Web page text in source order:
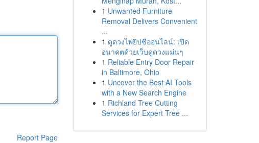
Report Page
1 Unwanted Furniture
Removal Delivers Convenient
...
1 ดูดวงไพ่ยิปซีออนไลน์: เปิด
อนาคตด้วยเว็บดูดวงแม่นๆ
1 Reliable Entry Door Repair
in Baltimore, Ohio
1 Uncover the Best AI Tools
with a New Search Engine
1 Richland Tree Cutting
Services for Expert Tree ...